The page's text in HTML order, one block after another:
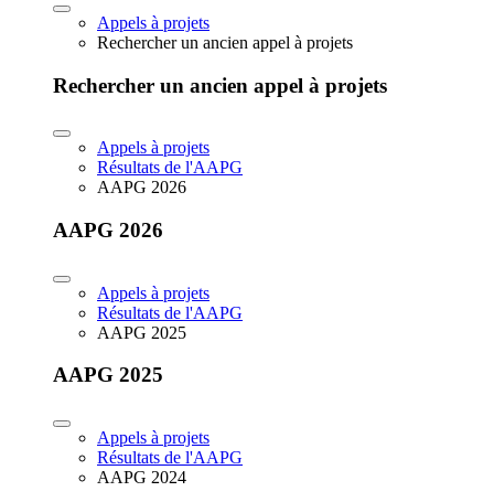
Appels à projets
Rechercher un ancien appel à projets
Rechercher un ancien appel à projets
Appels à projets
Résultats de l'AAPG
AAPG 2026
AAPG 2026
Appels à projets
Résultats de l'AAPG
AAPG 2025
AAPG 2025
Appels à projets
Résultats de l'AAPG
AAPG 2024